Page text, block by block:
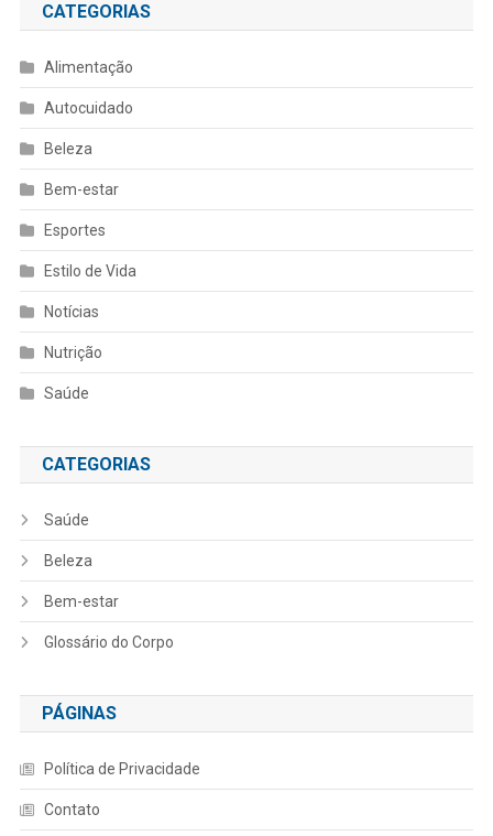
CATEGORIAS
Alimentação
Autocuidado
Beleza
Bem-estar
Esportes
Estilo de Vida
Notícias
Nutrição
Saúde
CATEGORIAS
Saúde
Beleza
Bem-estar
Glossário do Corpo
PÁGINAS
Política de Privacidade
Contato